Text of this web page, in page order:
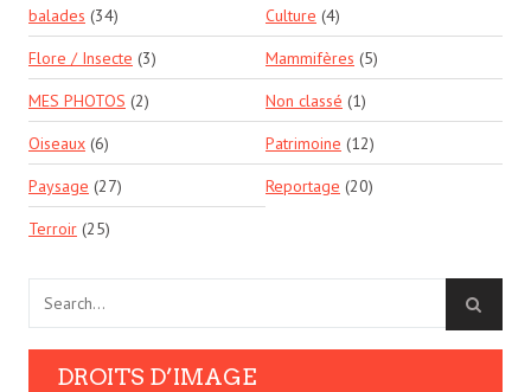
balades (34) Culture (4)
Flore / Insecte (3) Mammifères (5)
MES PHOTOS (2) Non classé (1)
Oiseaux (6) Patrimoine (12)
Paysage (27) Reportage (20)
Terroir (25)
DROITS D’IMAGE